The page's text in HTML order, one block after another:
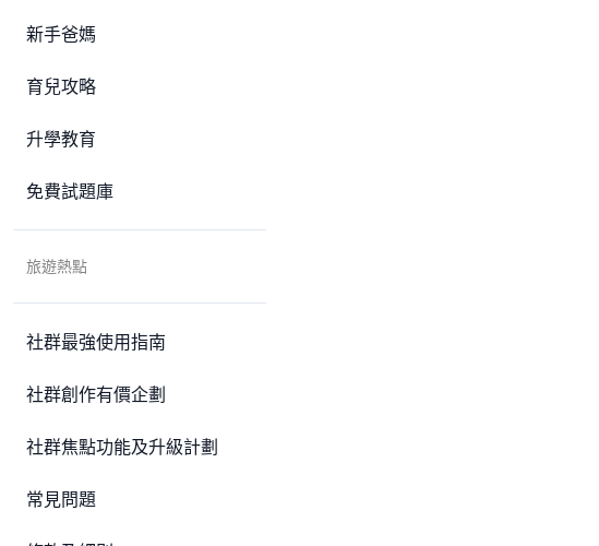
新手爸媽
育兒攻略
升學教育
免費試題庫
旅遊熱點
社群最強使用指南
社群創作有價企劃
社群焦點功能及升級計劃
常見問題